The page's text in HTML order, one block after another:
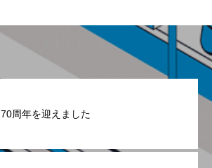
70周年を迎えました